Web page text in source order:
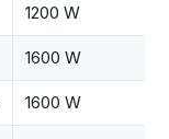
1200 W
1600 W
1600 W